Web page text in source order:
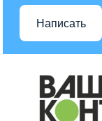
Написать